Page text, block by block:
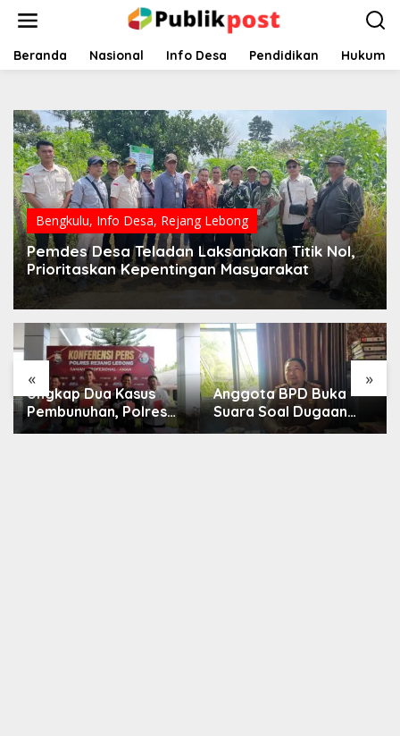
Beranda Nasional Info Desa Pendidikan Hukum
Bengkulu, Info Desa, Rejang Lebong
Pemdes Desa Teladan Laksanakan Titik Nol,
Prioritaskan Kepentingan Masyarakat
« »
Ungkap Dua Kasus
Pembunuhan, Polres
Rejang Lebong
Anggota BPD Buka
Suara Soal Dugaan
Perselingkuhan Kades,